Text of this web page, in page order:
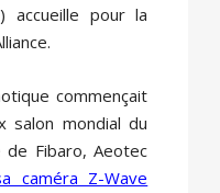
accueille pour la
commençait
salon mondial du
de Fibaro, Aeotec
caméra Z-Wave